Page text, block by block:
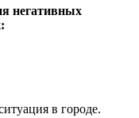
негативных
в городе.